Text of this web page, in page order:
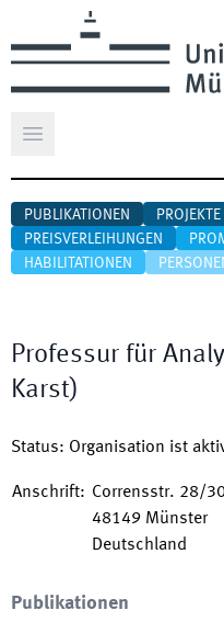
Hauptmenü öffnen
PUBLIKATIONEN PROJEKTE
PREISVERLEIHUNGEN
HABILITATIONEN
Professur für
Karst)
Status: Organisation ist
Anschrift: Corrensstr. 28/
48149 Münster
Deutschland
Publikationen